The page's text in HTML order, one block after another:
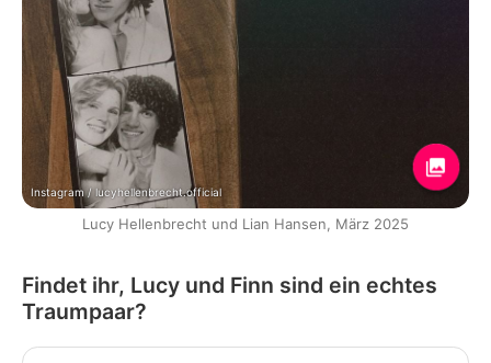
Instagram / lucyhellenbrecht.official
Lucy Hellenbrecht und Lian Hansen, März 2025
Findet ihr, Lucy und Finn sind ein echtes
Traumpaar?